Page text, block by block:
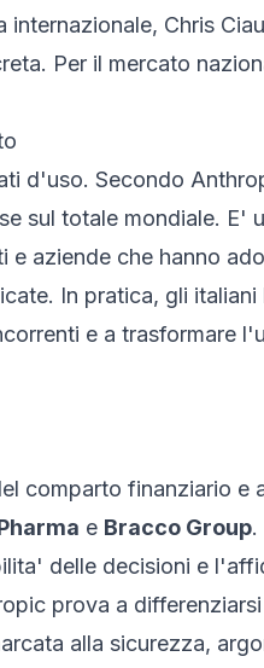
Chris
Per il mercato
d'uso. Secondo
sul totale mondiale. E'
aziende che hanno
In pratica, gli
e a trasformare
comparto finanziario e
e Bracco Group.
delle decisioni e
prova a
alla sicurezza,